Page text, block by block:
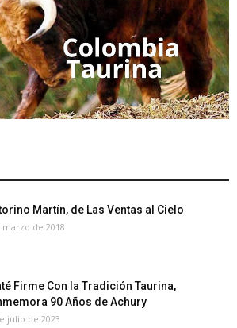
Martín, de Las Ventas al Cielo
marzo de 2018
Firme Con la Tradición Taurina,
90 Años de Achury
julio de 2023